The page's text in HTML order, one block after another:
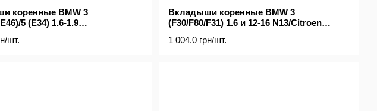
коренные BMW 3
5 (E34) 1.6-1.9
шт.
Вкладыши коренные BMW 3
(F30/F80/F31) 1.6 и 12-16 N13/Citroen
1 004.0 грн/шт.